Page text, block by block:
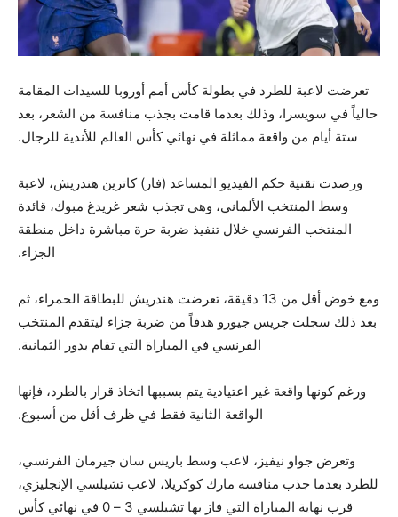
تعرضت لاعبة للطرد في بطولة كأس أمم أوروبا للسيدات المقامة
حالياً في سويسرا، وذلك بعدما قامت بجذب منافسة من الشعر، بعد
ستة أيام من واقعة مماثلة في نهائي كأس العالم للأندية للرجال.
ورصدت تقنية حكم الفيديو المساعد (فار) كاترين هندريش، لاعبة
وسط المنتخب الألماني، وهي تجذب شعر غريدغ مبوك، قائدة
المنتخب الفرنسي خلال تنفيذ ضربة حرة مباشرة داخل منطقة
الجزاء.
ومع خوض أقل من 13 دقيقة، تعرضت هندريش للبطاقة الحمراء، ثم
بعد ذلك سجلت جريس جيورو هدفاً من ضربة جزاء ليتقدم المنتخب
الفرنسي في المباراة التي تقام بدور الثمانية.
ورغم كونها واقعة غير اعتيادية يتم بسببها اتخاذ قرار بالطرد، فإنها
الواقعة الثانية فقط في ظرف أقل من أسبوع.
وتعرض جواو نيفيز، لاعب وسط باريس سان جيرمان الفرنسي،
للطرد بعدما جذب منافسه مارك كوكريلا، لاعب تشيلسي الإنجليزي،
قرب نهاية المباراة التي فاز بها تشيلسي 3 – 0 في نهائي كأس